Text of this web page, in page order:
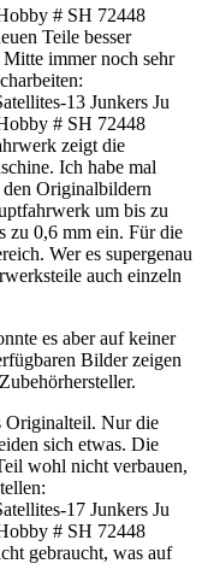
Teile besser
immer noch sehr
zeigt die
Ich habe mal
den Originalbildern
um bis zu
zu 0,6 mm ein. Für die
Wer es supergenau
auch einzeln
es aber auf keiner
Bilder zeigen
Originalteil. Nur die
sich etwas. Die
wohl nicht verbauen,
gebraucht, was auf